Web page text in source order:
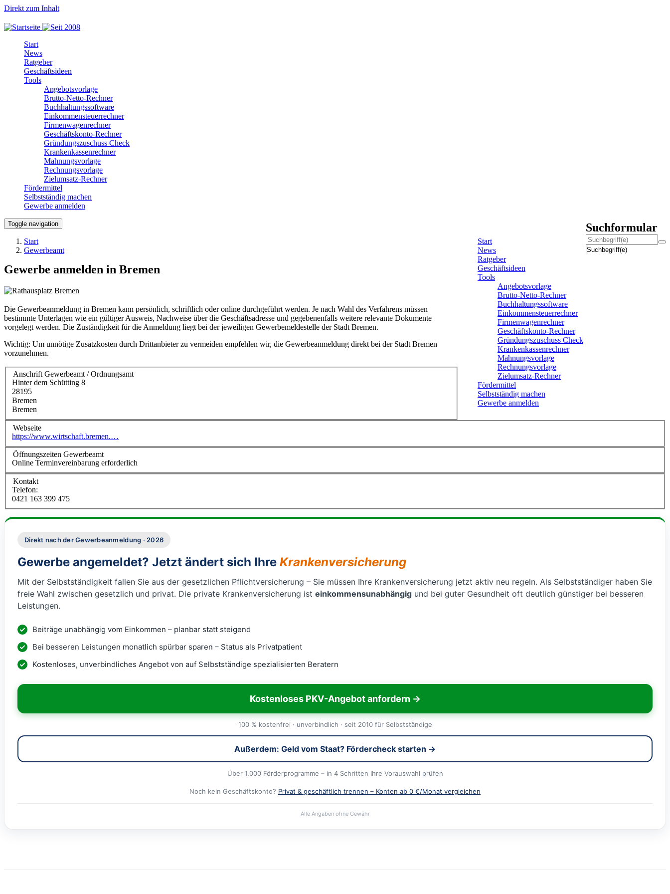
Direkt zum Inhalt
Start
News
Ratgeber
Geschäftsideen
Tools
Angebotsvorlage
Brutto-Netto-Rechner
Buchhaltungssoftware
Einkommensteuerrechner
Firmenwagenrechner
Geschäftskonto-Rechner
Gründungszuschuss Check
Krankenkassenrechner
Mahnungsvorlage
Rechnungsvorlage
Zielumsatz-Rechner
Fördermittel
Selbstständig machen
Gewerbe anmelden
Suchformular
Suchbegriff(e)
Toggle navigation
Start
News
Ratgeber
Geschäftsideen
Tools
Angebotsvorlage
Brutto-Netto-Rechner
Buchhaltungssoftware
Einkommensteuerrechner
Firmenwagenrechner
Geschäftskonto-Rechner
Gründungszuschuss Check
Krankenkassenrechner
Mahnungsvorlage
Rechnungsvorlage
Zielumsatz-Rechner
Fördermittel
Selbstständig machen
Gewerbe anmelden
Start
Gewerbeamt
Gewerbe anmelden in Bremen
Die Gewerbeanmeldung in Bremen kann persönlich, schriftlich oder online durchgeführt werden. Je nach Wahl des Verfahrens müssen
bestimmte Unterlagen wie ein gültiger Ausweis, Nachweise über die Geschäftsadresse und gegebenenfalls weitere relevante Dokumente
vorgelegt werden. Die Zuständigkeit für die Anmeldung liegt bei der jeweiligen Gewerbemeldestelle der Stadt Bremen.
Wichtig: Um unnötige Zusatzkosten durch Drittanbieter zu vermeiden empfehlen wir, die Gewerbeanmeldung direkt bei der Stadt Bremen
vorzunehmen.
Anschrift Gewerbeamt / Ordnungsamt
Hinter dem Schütting 8
28195
Bremen
Bremen
Webseite
https://www.wirtschaft.bremen.…
Öffnungszeiten Gewerbeamt
Online Terminvereinbarung erforderlich
Kontakt
Telefon:
0421 163 399 475
Direkt nach der Gewerbeanmeldung · 2026
Gewerbe angemeldet? Jetzt ändert sich Ihre Krankenversicherung
Mit der Selbstständigkeit fallen Sie aus der gesetzlichen Pflichtversicherung – Sie müssen Ihre Krankenversicherung jetzt aktiv neu regeln. Als Selbstständiger haben Sie
freie Wahl zwischen gesetzlich und privat. Die private Krankenversicherung ist einkommensunabhängig und bei guter Gesundheit oft deutlich günstiger bei besseren
Leistungen.
Beiträge unabhängig vom Einkommen – planbar statt steigend
Bei besseren Leistungen monatlich spürbar sparen – Status als Privatpatient
Kostenloses, unverbindliches Angebot von auf Selbstständige spezialisierten Beratern
Kostenloses PKV-Angebot anfordern →
100 % kostenfrei · unverbindlich · seit 2010 für Selbstständige
Außerdem: Geld vom Staat? Fördercheck starten →
Über 1.000 Förderprogramme – in 4 Schritten Ihre Vorauswahl prüfen
Noch kein Geschäftskonto? Privat & geschäftlich trennen – Konten ab 0 €/Monat vergleichen
Alle Angaben ohne Gewähr